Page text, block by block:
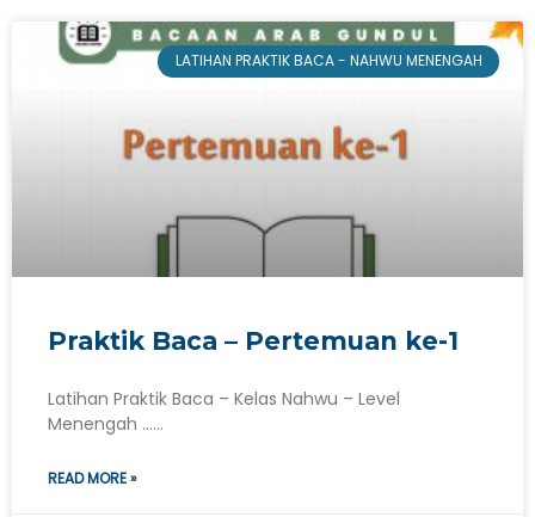
LATIHAN PRAKTIK BACA - NAHWU MENENGAH
Praktik Baca – Pertemuan ke-1
Latihan Praktik Baca – Kelas Nahwu – Level
Menengah ……
READ MORE »